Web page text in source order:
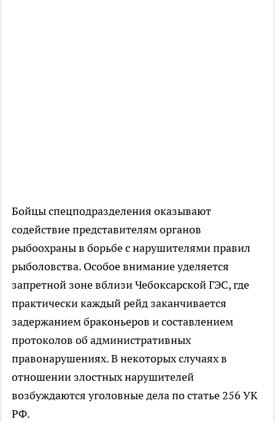
Бойцы спецподразделения оказывают
содействие представителям органов
рыбоохраны в борьбе с нарушителями правил
рыболовства. Особое внимание уделяется
запретной зоне вблизи Чебоксарской ГЭС, где
практически каждый рейд заканчивается
задержанием браконьеров и составлением
протоколов об административных
правонарушениях. В некоторых случаях в
отношении злостных нарушителей
возбуждаются уголовные дела по статье 256 УК
РФ.